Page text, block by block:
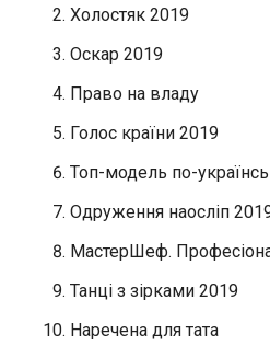
Холостяк 2019
Оскар 2019
Право на владу
Голос країни 2019
Топ-модель по-
Одруження наосліп
МастерШеф.
Танці з зірками 2019
Наречена для тата